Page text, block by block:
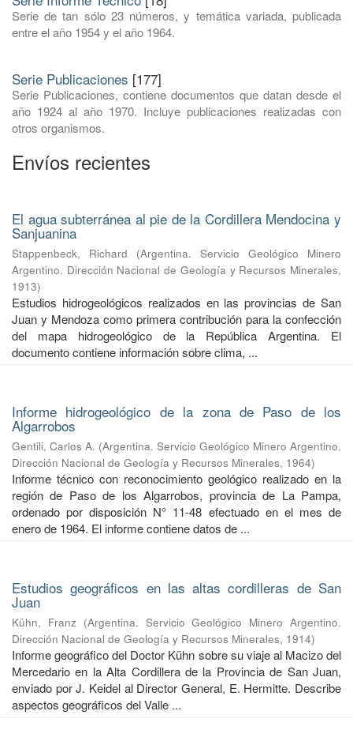
Serie de tan sólo 23 números, y temática variada, publicada
entre el año 1954 y el año 1964.
Serie Publicaciones [177]
Serie Publicaciones, contiene documentos que datan desde el
año 1924 al año 1970. Incluye publicaciones realizadas con
otros organismos.
Envíos recientes
El agua subterránea al pie de la Cordillera Mendocina y
Sanjuanina
Stappenbeck, Richard (Argentina. Servicio Geológico Minero
Argentino. Dirección Nacional de Geología y Recursos Minerales,
1913)
Estudios hidrogeológicos realizados en las provincias de San
Juan y Mendoza como primera contribución para la confección
del mapa hidrogeológico de la República Argentina. El
documento contiene información sobre clima, ...
Informe hidrogeológico de la zona de Paso de los
Algarrobos
Gentili, Carlos A. (Argentina. Servicio Geológico Minero Argentino.
Dirección Nacional de Geología y Recursos Minerales, 1964)
Informe técnico con reconocimiento geológico realizado en la
región de Paso de los Algarrobos, provincia de La Pampa,
ordenado por disposición N° 11-48 efectuado en el mes de
enero de 1964. El informe contiene datos de ...
Estudios geográficos en las altas cordilleras de San
Juan
Kühn, Franz (Argentina. Servicio Geológico Minero Argentino.
Dirección Nacional de Geología y Recursos Minerales, 1914)
Informe geográfico del Doctor Kühn sobre su viaje al Macizo del
Mercedario en la Alta Cordillera de la Provincia de San Juan,
enviado por J. Keidel al Director General, E. Hermitte. Describe
aspectos geográficos del Valle ...